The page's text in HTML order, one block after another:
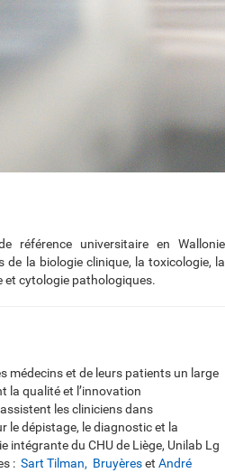
référence universitaire en Wallonie
de la biologie clinique, la toxicologie, la
et cytologie pathologiques.
médecins et de leurs patients un large
la qualité et l’innovation
les cliniciens dans
le dépistage, le diagnostic et la
intégrante du CHU de Liège, Unilab Lg
: Sart Tilman, Bruyèreset André